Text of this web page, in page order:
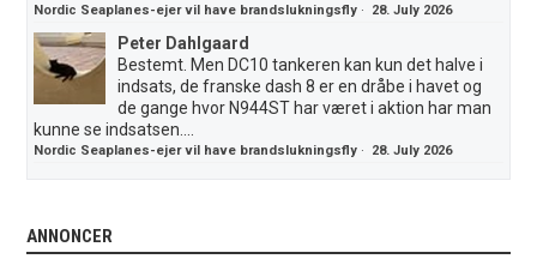
Nordic Seaplanes-ejer vil have brandslukningsfly · 28. July 2026
Peter Dahlgaard
Bestemt. Men DC10 tankeren kan kun det halve i
indsats, de franske dash 8 er en dråbe i havet og
de gange hvor N944ST har været i aktion har man
kunne se indsatsen....
Nordic Seaplanes-ejer vil have brandslukningsfly · 28. July 2026
ANNONCER